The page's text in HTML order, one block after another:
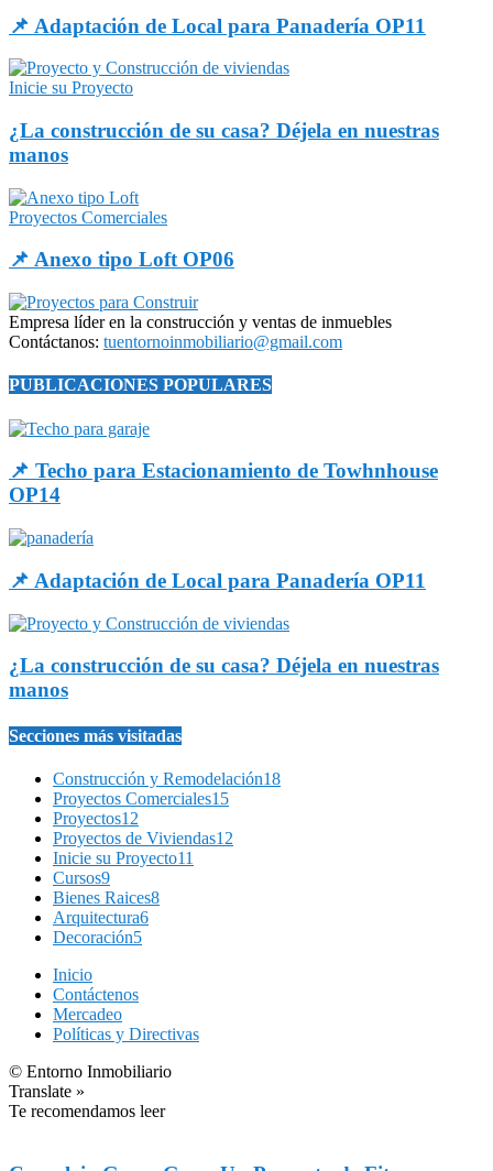
📌 Adaptación de Local para Panadería OP11
Inicie su Proyecto
¿La construcción de su casa? Déjela en nuestras
manos
Proyectos Comerciales
📌 Anexo tipo Loft OP06
Empresa líder en la construcción y ventas de inmuebles
Contáctanos: tuentornoinmobiliario@gmail.com
PUBLICACIONES POPULARES
📌 Techo para Estacionamiento de Towhnhouse
OP14
📌 Adaptación de Local para Panadería OP11
¿La construcción de su casa? Déjela en nuestras
manos
Secciones más visitadas
Construcción y Remodelación18
Proyectos Comerciales15
Proyectos12
Proyectos de Viviendas12
Inicie su Proyecto11
Cursos9
Bienes Raices8
Arquitectura6
Decoración5
Inicio
Contáctenos
Mercadeo
Políticas y Directivas
© Entorno Inmobiliario
Translate »
Te recomendamos leer